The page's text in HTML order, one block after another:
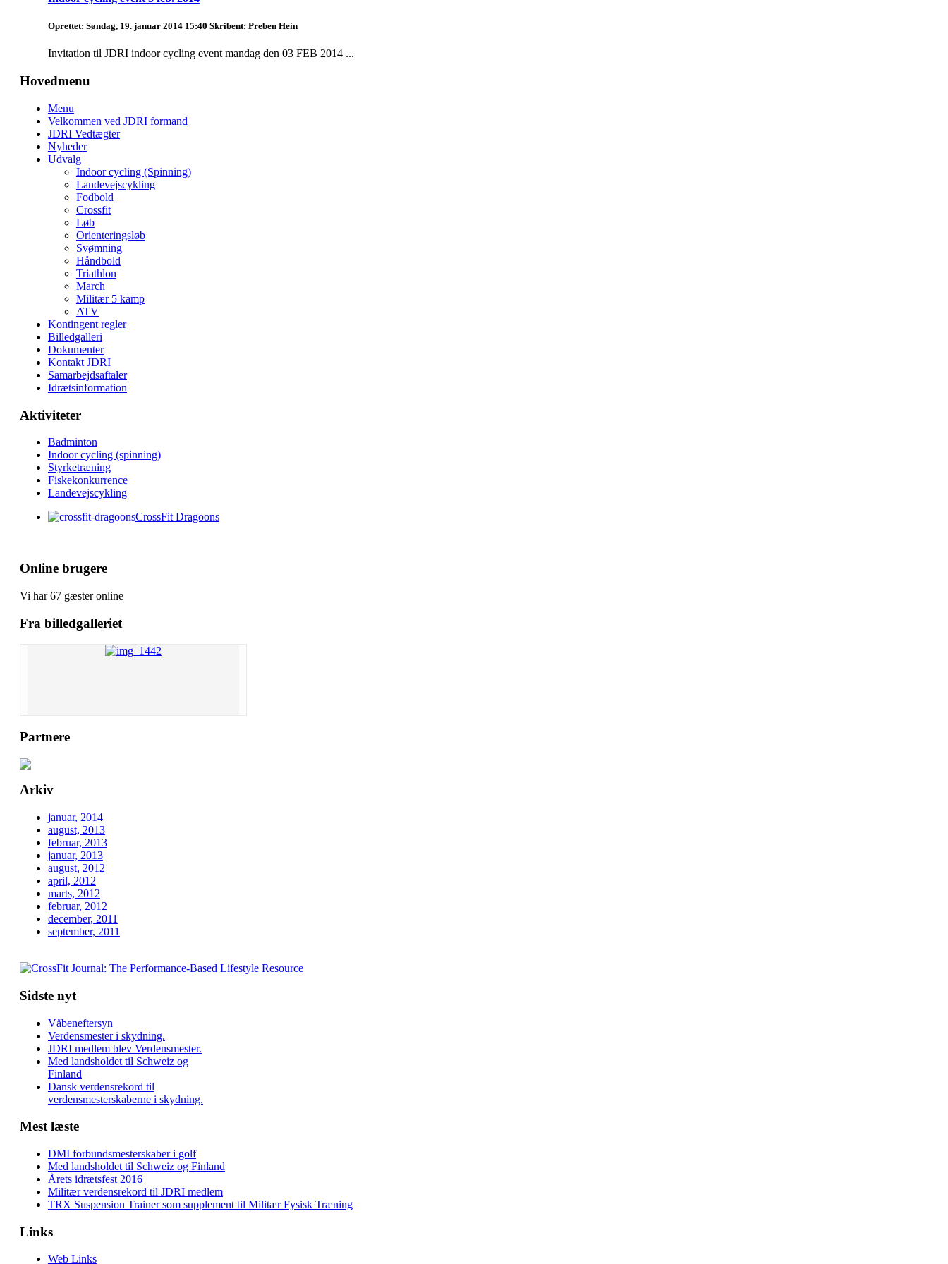
Oprettet: Søndag, 19. januar 2014 15:40 Skribent: Preben Hein
Invitation til JDRI indoor cycling event mandag den 03 FEB 2014 ...
Hovedmenu
Menu
Velkommen ved JDRI formand
JDRI Vedtægter
Nyheder
Udvalg
Indoor cycling (Spinning)
Landevejscykling
Fodbold
Crossfit
Løb
Orienteringsløb
Svømning
Håndbold
Triathlon
March
Militær 5 kamp
ATV
Kontingent regler
Billedgalleri
Dokumenter
Kontakt JDRI
Samarbejdsaftaler
Idrætsinformation
Aktiviteter
Badminton
Indoor cycling (spinning)
Styrketræning
Fiskekonkurrence
Landevejscykling
CrossFit Dragoons
Online brugere
Vi har 67 gæster online
Fra billedgalleriet
Partnere
Arkiv
januar, 2014
august, 2013
februar, 2013
januar, 2013
august, 2012
april, 2012
marts, 2012
februar, 2012
december, 2011
september, 2011
Sidste nyt
Våbeneftersyn
Verdensmester i skydning.
JDRI medlem blev Verdensmester.
Med landsholdet til Schweiz og
Finland
Dansk verdensrekord til
verdensmesterskaberne i skydning.
Mest læste
DMI forbundsmesterskaber i golf
Med landsholdet til Schweiz og Finland
Årets idrætsfest 2016
Militær verdensrekord til JDRI medlem
TRX Suspension Trainer som supplement til Militær Fysisk Træning
Links
Web Links